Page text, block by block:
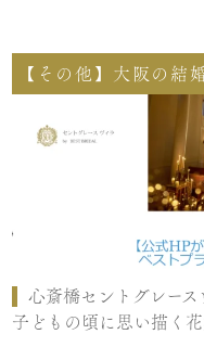
【その他】大阪の結
心斎橋セントグレース
子どもの頃に思い描く花